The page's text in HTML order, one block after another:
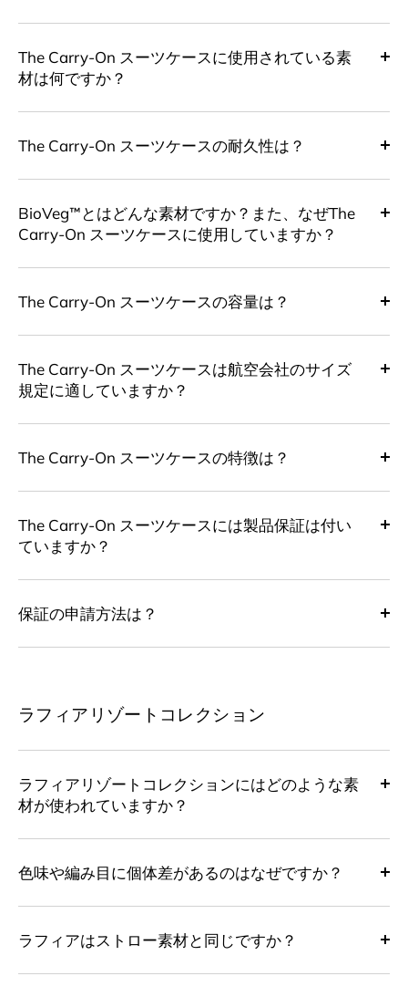
The Carry-On スーツケースに使用されている素
材は何ですか？
The Carry-On スーツケースの耐久性は？
BioVeg™とはどんな素材ですか？また、なぜThe
Carry-On スーツケースに使用していますか？
The Carry-On スーツケースの容量は？
The Carry-On スーツケースは航空会社のサイズ
規定に適していますか？
The Carry-On スーツケースの特徴は？
The Carry-On スーツケースには製品保証は付い
ていますか？
保証の申請方法は？
ラフィアリゾートコレクション
ラフィアリゾートコレクションにはどのような素
材が使われていますか？
色味や編み目に個体差があるのはなぜですか？
ラフィアはストロー素材と同じですか？